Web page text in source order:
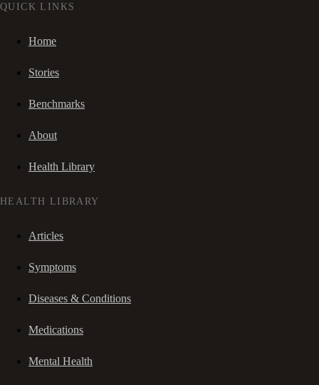
QUICK LINKS
Home
Stories
Benchmarks
About
Health Library
HEALTH LIBRARY
Articles
Symptoms
Diseases & Conditions
Medications
Mental Health